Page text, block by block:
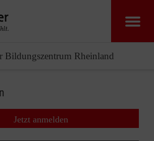
Bildungszentrum Rheinland
Jetzt anmelden